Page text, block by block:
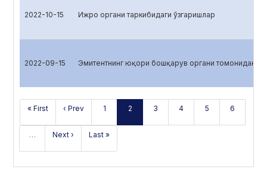
2022-10-15 Ижро органи таркибидаги ўзгаришлар
2022-09-15 Эмитентнинг юқори бошқарув органи томонидан
« First ‹ Prev 1 2 3 4 5 6
… Next › Last »